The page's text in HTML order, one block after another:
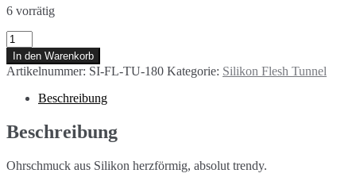
6 vorrätig
Silikon-
Flesh-
Tunnel
8mm
Menge
In den Warenkorb
Artikelnummer: SI-FL-TU-180 Kategorie: Silikon Flesh Tunnel
Beschreibung
Beschreibung
Ohrschmuck aus Silikon herzförmig, absolut trendy.